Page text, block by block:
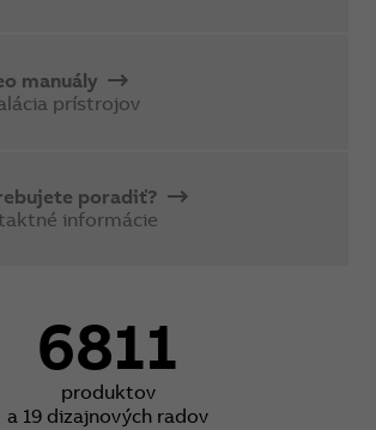
manuály
prístrojov
poradiť?
informácie
6811
produktov
a 19 dizajnových radov